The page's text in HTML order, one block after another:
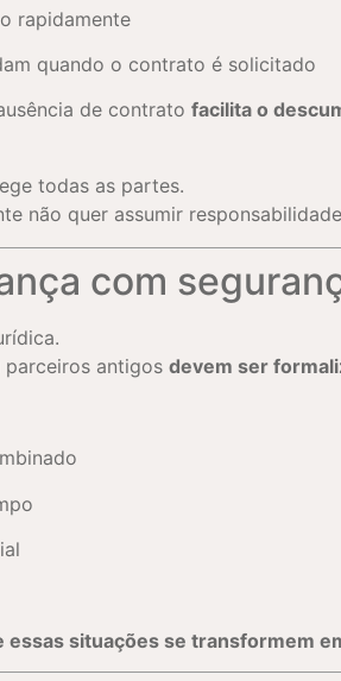
rapidamente
quando o contrato é solicitado
de contrato facilita o
todas as partes.
não quer assumir
com
parceiros antigos devem ser
essas situações se transformem